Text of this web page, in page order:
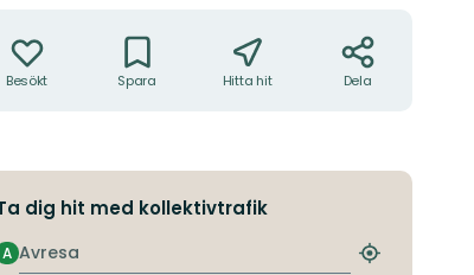
Besökt Spara Hitta hit Dela
dig hit med kollektivtrafik
A
Hitta